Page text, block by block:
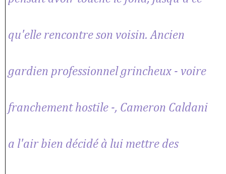
qu'elle rencontre son voisin. Ancien
gardien professionnel grincheux - voire
franchement hostile -, Cameron Caldani
a l'air bien décidé à lui mettre des